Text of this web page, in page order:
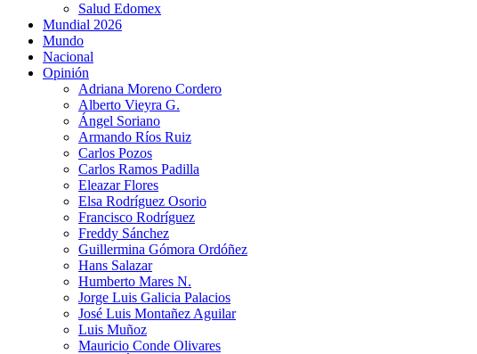
Salud Edomex
Mundial 2026
Mundo
Nacional
Opinión
Adriana Moreno Cordero
Alberto Vieyra G.
Ángel Soriano
Armando Ríos Ruiz
Carlos Pozos
Carlos Ramos Padilla
Eleazar Flores
Elsa Rodríguez Osorio
Francisco Rodríguez
Freddy Sánchez
Guillermina Gómora Ordóñez
Hans Salazar
Humberto Mares N.
Jorge Luis Galicia Palacios
José Luis Montañez Aguilar
Luis Muñoz
Mauricio Conde Olivares